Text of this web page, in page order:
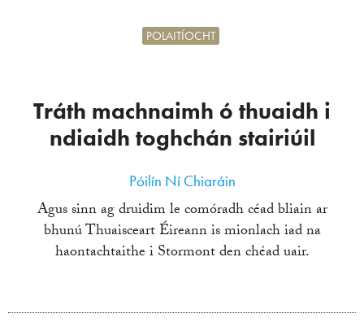
Tráth machnaimh ó thuaidh i
ndiaidh toghchán stairiúil
POLAITÍOCHT
Póilín Ní Chiaráin
Agus sinn ag druidim le comóradh céad bliain ar
bhunú Thuaisceart Éireann is mionlach iad na
haontachtaithe i Stormont den chéad uair.